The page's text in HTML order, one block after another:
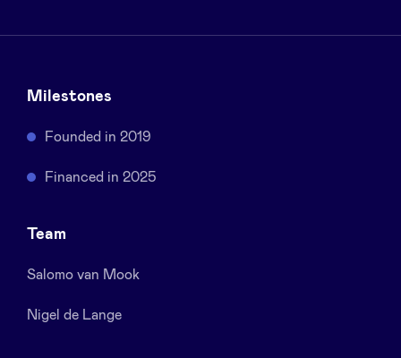
Privacy Policy
Accès Dealflow investisseur
Health Expert Circle
Milestones
Founded in 2019
Financed in 2025
Team
Salomo van Mook
Nigel de Lange